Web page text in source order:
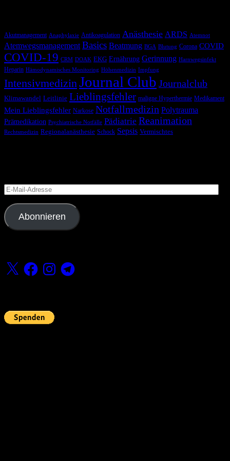
Akutmanagement Anaphylaxie Antikoagulation Anästhesie ARDS Atemnot
Atemwegsmanagement Basics Beatmung BGA Blutung Corona COVID
COVID-19 CRM DOAK EKG Ernährung Gerinnung Harnwegsinfekt
Heparin Hämodynamisches Monitoring Höhenmedizin Impfung
IntensivmedizinJournal Club Journalclub
Klimawandel Leitlinie Lieblingsfehler maligne Hyperthermie Medikament
Mein Lieblingsfehler Narkose Notfallmedizin Polytrauma
Prämedikation Psychiatrische Notfälle Pädiatrie Reanimation
Rechtsmedizin Regionalanästhesie Schock Sepsis Vermischtes
E-
Mail-
Adresse
Abonnieren
X FacebookInstagramTelegram